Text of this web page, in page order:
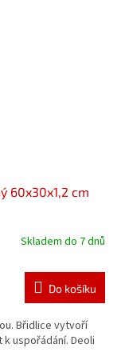
60x30x1,2 cm
Skladem do 7 dnů
Do košíku
Břidlice vytvoří
uspořádání. Deoli